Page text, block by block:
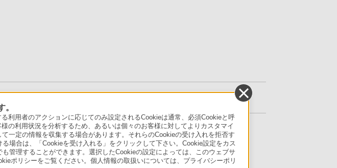
利用者のアクションに応じてのみ設定されるCookieは通常、必須Cookieと呼
の利用状況を分析するため、あるいは個々のお客様に対してよりカスタマイ
一定の情報を収集する場合があります。それらのCookieの受け入れを拒否す
場合は、「Cookieを受け入れる」をクリックして下さい。Cookie設定をカス
管理することができます。選択したCookieの設定によっては、このウェブサ
ポリシーをご覧ください。個人情報の取扱いについては、プライバシーポリ